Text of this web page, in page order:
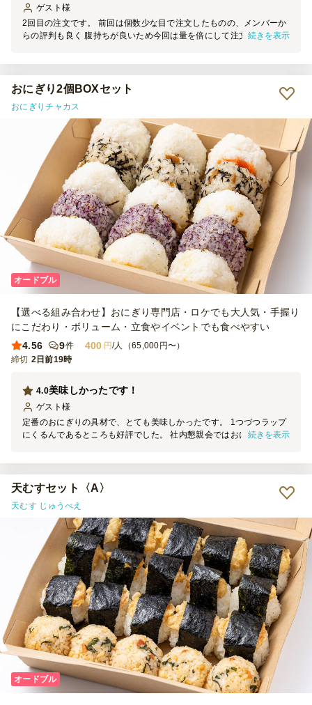
ゲスト 様
2回目の注文です。 前回は個数少な目で注文したものの、メンバーか
らの評判も良く 腹持ちが良いため今回は量を倍にして注文しまし
続きを表示
おにぎり2個BOXセット
おにぎりチャカス
オードブル
【選べる組み合わせ】おにぎり専門店・ロケでも大人気・手握り
にこだわり・ボリューム・立食やイベントでも食べやすい
4.56
9件 400 円/人（65,000円〜）
締切 2日前19時
美味しかったです！
4.0
ゲスト 様
定番のおにぎりの具材で、とても美味しかったです。 1つづつラップ
にくるんであるところも好評でした。 社内懇親会ではおにぎりは毎
続きを表示
天むすセット〈A〉
天むす じゅうべえ
オードブル